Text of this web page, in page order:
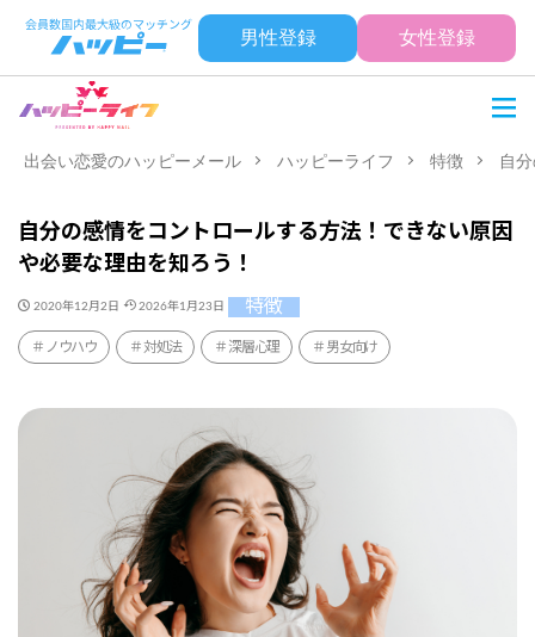
男性登録 女性登録
出会い恋愛のハッピーメール ハッピーライフ 特徴 自
自分の感情をコントロールする方法！できない原因
や必要な理由を知ろう！
2020年12月2日 2026年1月23日 特徴
ノウハウ 対処法 深層心理 男女向け